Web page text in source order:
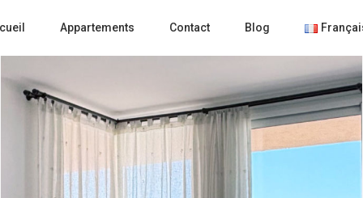
Appartements Contact Blog